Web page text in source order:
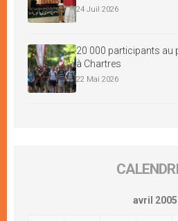
24 Juil 2026
20 000 participants au
à Chartres
22 Mai 2026
avril 2005